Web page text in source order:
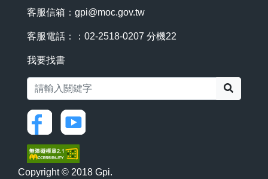
客服信箱： gpi@moc.gov.tw
客服電話：：02-2518-0207 分機22
我要找書
Copyright © 2018 Gpi.